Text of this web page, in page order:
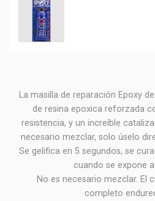
La masilla de reparación Epoxy
de resina epoxica reforzada
resistencia, y un increíble
necesario mezclar, solo úselo
Se gelifica en 5 segundos, se
cuando se expone
No es necesario mezclar. El
completo